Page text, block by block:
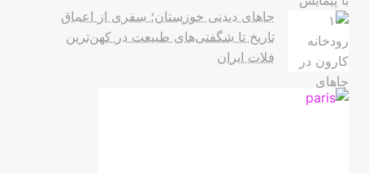
جاهای دیدنی خوزستان؛ سفری از اعماق
تاریخ تا شگفتی‌های طبیعت در کهن‌ترین
فلات ایران